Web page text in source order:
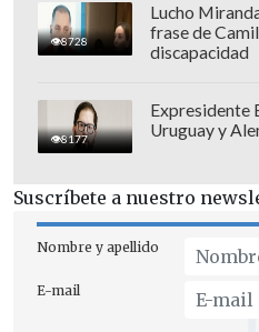
8728
Lucho
frase de
discapacidad
8177
Expresidente
Uruguay y
Suscríbete a nuestro
Nombre y apellido
E-mail